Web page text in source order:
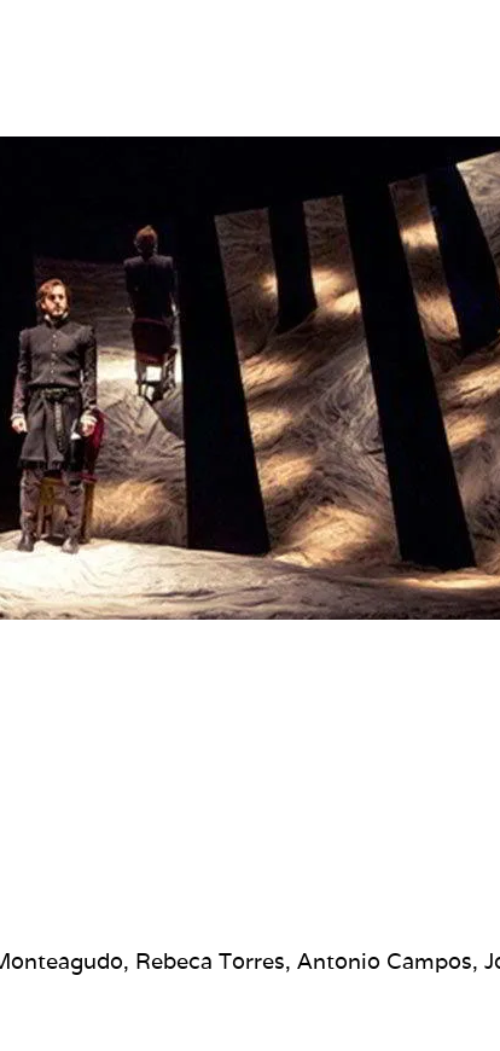
Rebeca Torres, Antonio Campos,